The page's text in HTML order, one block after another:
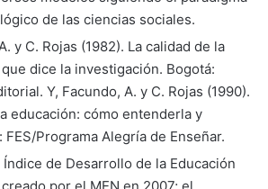
de las ciencias sociales.
y C. Rojas (1982). La calidad de la
dice la investigación. Bogotá:
Y, Facundo, A. y C. Rojas (1990).
educación: cómo entenderla y
FES/Programa Alegría de Enseñar.
de Desarrollo de la Educación
creado por el MEN en 2007; el